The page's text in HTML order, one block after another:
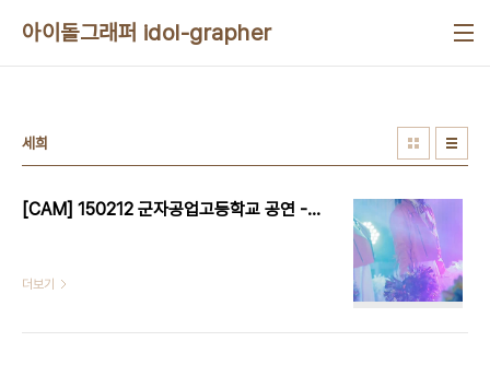
아이돌그래퍼 idol-grapher
세희
[CAM] 150212 군자공업고등학교 공연 - 칠학년일반 by W
더보기